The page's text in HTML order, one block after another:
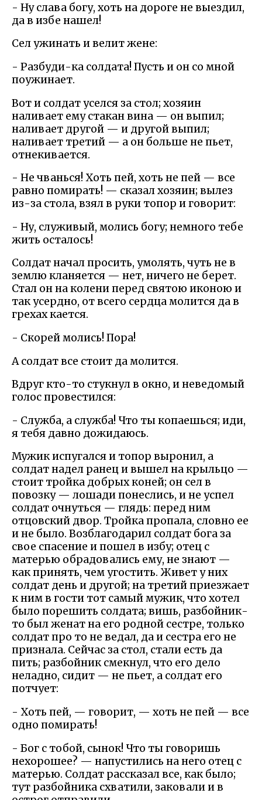
- Ну слава богу, хоть на дороге не выездил,
да в избе нашел!
Сел ужинать и велит жене:
- Разбуди-ка солдата! Пусть и он со мной
поужинает.
Вот и солдат уселся за стол; хозяин
наливает ему стакан вина — он выпил;
наливает другой — и другой выпил;
наливает третий — а он больше не пьет,
отнекивается.
- Не чванься! Хоть пей, хоть не пей — все
равно помирать! — сказал хозяин; вылез
из-за стола, взял в руки топор и говорит:
- Ну, служивый, молись богу; немного тебе
жить осталось!
Солдат начал просить, умолять, чуть не в
землю кланяется — нет, ничего не берет.
Стал он на колени перед святою иконою и
так усердно, от всего сердца молится да в
грехах кается.
- Скорей молись! Пора!
А солдат все стоит да молится.
Вдруг кто-то стукнул в окно, и неведомый
голос провестился:
- Служба, а служба! Что ты копаешься; иди,
я тебя давно дожидаюсь.
Мужик испугался и топор выронил, а
солдат надел ранец и вышел на крыльцо —
стоит тройка добрых коней; он сел в
повозку — лошади понеслись, и не успел
солдат очнуться — глядь: перед ним
отцовский двор. Тройка пропала, словно ее
и не было. Возблагодарил солдат бога за
свое спасение и пошел в избу; отец с
матерью обрадовались ему, не знают —
как принять, чем угостить. Живет у них
солдат день и другой; на третий приезжает
к ним в гости тот самый мужик, что хотел
было порешить солдата; вишь, разбойник-
то был женат на его родной сестре, только
солдат про то не ведал, да и сестра его не
признала. Сейчас за стол, стали есть да
пить; разбойник смекнул, что его дело
неладно, сидит — не пьет, а солдат его
потчует:
- Хоть пей, — говорит, — хоть не пей — все
одно помирать!
- Бог с тобой, сынок! Что ты говоришь
нехорошее? — напустились на него отец с
матерью. Солдат рассказал все, как было;
тут разбойника схватили, заковали и в